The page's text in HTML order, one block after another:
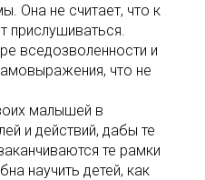
Она не считает, что к
прислушиваться.
вседозволенности и
что не
малышей в
и действий, дабы те
те рамки
научить детей, как